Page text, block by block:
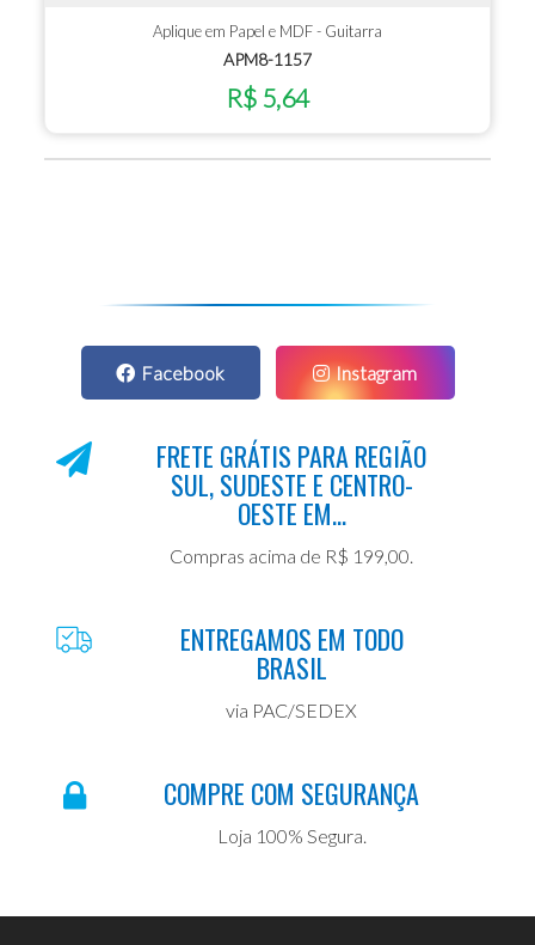
Aplique em Papel e MDF - Guitarra
APM8-1157
R$ 5,64
Facebook Instagram
FRETE GRÁTIS PARA REGIÃO
SUL, SUDESTE E CENTRO-
OESTE EM...
Compras acima de R$ 199,00.
ENTREGAMOS EM TODO
BRASIL
via PAC/SEDEX
COMPRE COM SEGURANÇA
Loja 100% Segura.